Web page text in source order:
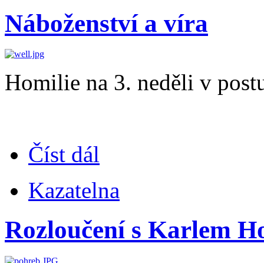
Náboženství a víra
Homilie na 3. neděli v
Číst dál
Kazatelna
Rozloučení s Karlem